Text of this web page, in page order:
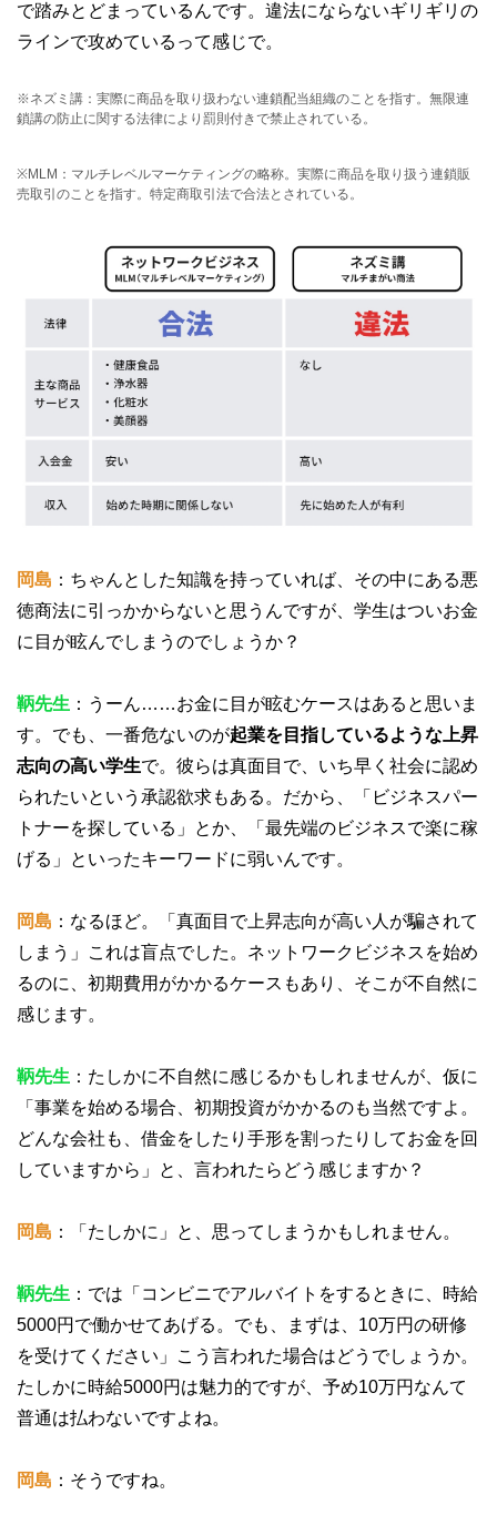
で踏みとどまっているんです。違法にならないギリギリの
ラインで攻めているって感じで。
※ネズミ講：実際に商品を取り扱わない連鎖配当組織のことを指す。無限連
鎖講の防止に関する法律により罰則付きで禁止されている。
※MLM：マルチレベルマーケティングの略称。実際に商品を取り扱う連鎖販
売取引のことを指す。特定商取引法で合法とされている。
岡島 ：ちゃんとした知識を持っていれば、その中にある悪
徳商法に引っかからないと思うんですが、学生はついお金
に目が眩んでしまうのでしょうか？
鞆先生 ：うーん……お金に目が眩むケースはあると思いま
す。でも、一番危ないのが起業を目指しているような上昇
志向の高い学生で。彼らは真面目で、いち早く社会に認め
られたいという承認欲求もある。だから、「ビジネスパー
トナーを探している」とか、「最先端のビジネスで楽に稼
げる」といったキーワードに弱いんです。
岡島 ：なるほど。「真面目で上昇志向が高い人が騙されて
しまう」これは盲点でした。ネットワークビジネスを始め
るのに、初期費用がかかるケースもあり、そこが不自然に
感じます。
鞆先生 ：たしかに不自然に感じるかもしれませんが、仮に
「事業を始める場合、初期投資がかかるのも当然ですよ。
どんな会社も、借金をしたり手形を割ったりしてお金を回
していますから」と、言われたらどう感じますか？
岡島 ：「たしかに」と、思ってしまうかもしれません。
鞆先生 ：では「コンビニでアルバイトをするときに、時給
5000円で働かせてあげる。でも、まずは、10万円の研修
を受けてください」こう言われた場合はどうでしょうか。
たしかに時給5000円は魅力的ですが、予め10万円なんて
普通は払わないですよね。
岡島 ：そうですね。